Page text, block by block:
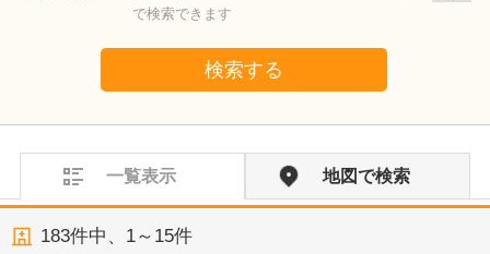
で検索できます
検索する
一覧表示 地図で検索
183件中、 1～15件